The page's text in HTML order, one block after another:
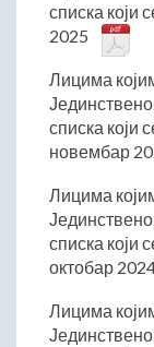
списка који
2025
Лицима
списка који
новембар
Лицима
списка који
октобар
Лицима